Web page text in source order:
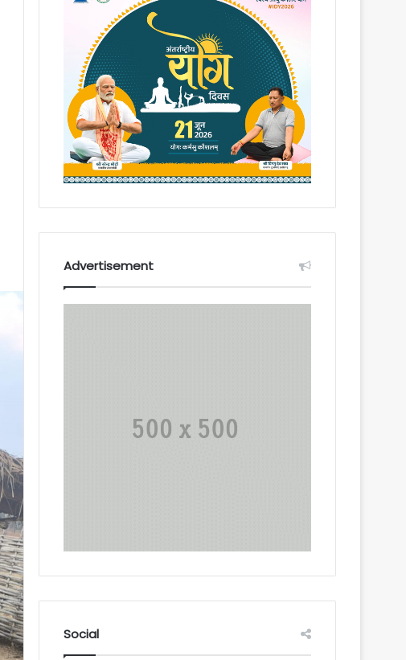
Advertisement
Social